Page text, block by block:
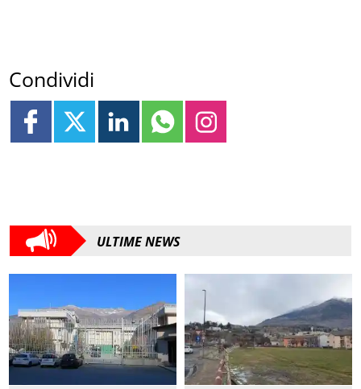
Condividi
ULTIME NEWS